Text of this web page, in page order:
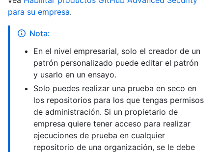
para su empresa.
Nota:
En el nivel empresarial, solo el creador de un
patrón personalizado puede editar el patrón
y usarlo en un ensayo.
Solo puedes realizar una prueba en seco en
los repositorios para los que tengas permisos
de administración. Si un propietario de
empresa quiere tener acceso para realizar
ejecuciones de prueba en cualquier
repositorio de una organización, se le debe